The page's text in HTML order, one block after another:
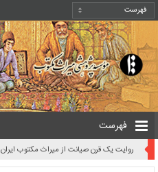
فهرست
روایت یک قرن صیانت از میراث مکتوب ایران